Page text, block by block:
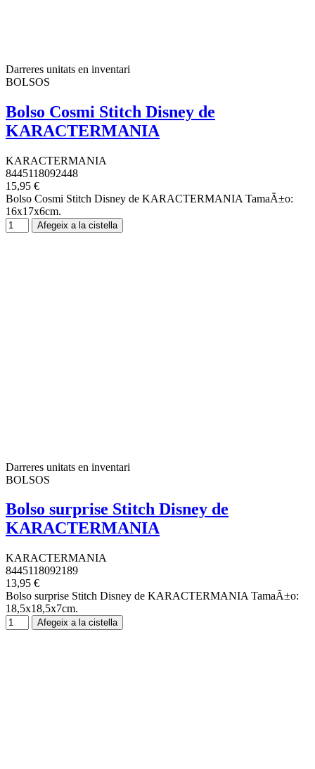
Darreres unitats en inventari
BOLSOS
Bolso Cosmi Stitch Disney de
KARACTERMANIA
KARACTERMANIA
8445118092448
15,95 €
Bolso Cosmi Stitch Disney de KARACTERMANIA TamaÃ±o:
16x17x6cm.
Afegeix a la cistella
Darreres unitats en inventari
BOLSOS
Bolso surprise Stitch Disney de
KARACTERMANIA
KARACTERMANIA
8445118092189
13,95 €
Bolso surprise Stitch Disney de KARACTERMANIA TamaÃ±o:
18,5x18,5x7cm.
Afegeix a la cistella